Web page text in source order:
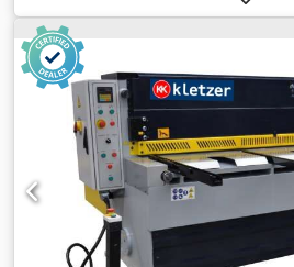
Ravni čelik ----- 70 x 5 mm Okrugli
---- 19 kg